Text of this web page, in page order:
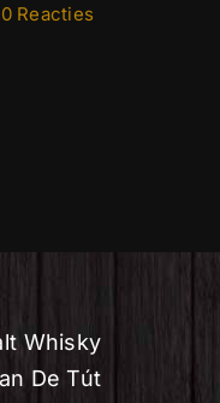
0 Reacties
Whisky
De Tút